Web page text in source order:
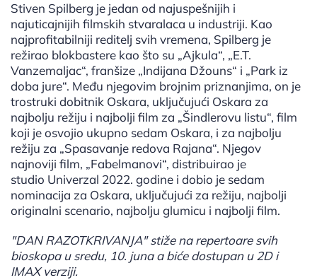
Stiven Spilberg je jedan od najuspešnijih i
najuticajnijih filmskih stvaralaca u industriji. Kao
najprofitabilniji reditelj svih vremena, Spilberg je
režirao blokbastere kao što su „Ajkula“, „E.T.
Vanzemaljac“, franšize „Indijana Džouns“ i „Park iz
doba jure“. Među njegovim brojnim priznanjima, on je
trostruki dobitnik Oskara, uključujući Oskara za
najbolju režiju i najbolji film za „Šindlerovu listu“, film
koji je osvojio ukupno sedam Oskara, i za najbolju
režiju za „Spasavanje redova Rajana“. Njegov
najnoviji film, „Fabelmanovi“, distribuirao je
studio Univerzal 2022. godine i dobio je sedam
nominacija za Oskara, uključujući za režiju, najbolji
originalni scenario, najbolju glumicu i najbolji film.
"DAN RAZOTKRIVANJA" stiže na repertoare svih
bioskopa u sredu, 10. juna a biće dostupan u 2D i
IMAX verziji.